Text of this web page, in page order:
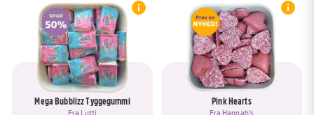
Mega Bubblizz Tyggegummi
Fra Lutti
Pink Hearts
Fra Hannah's